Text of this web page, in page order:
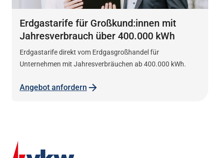
Erdgastarife für Großkund:innen mit
Jahresverbrauch über 400.000 kWh
Erdgastarife direkt vom Erdgasgroßhandel für
Unternehmen mit Jahresverbräuchen ab 400.000 kWh.
Angebot anfordern